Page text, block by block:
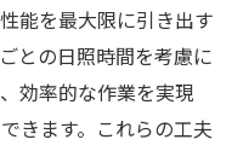
能を最大限に引き出す
との日照時間を考慮に
効率的な作業を実現
きます。これらの工夫